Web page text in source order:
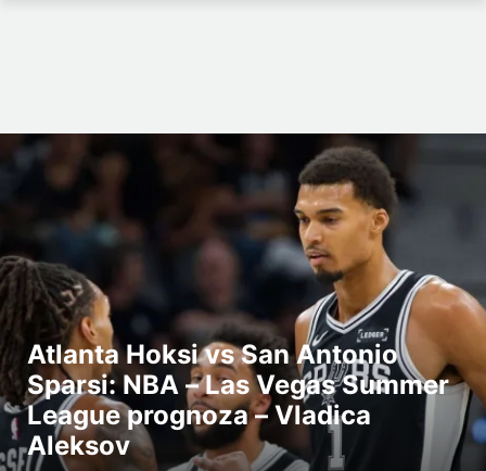
Atlanta Hoksi vs San Antonio
Sparsi: NBA – Las Vegas Summer
League prognoza – Vladica
Aleksov